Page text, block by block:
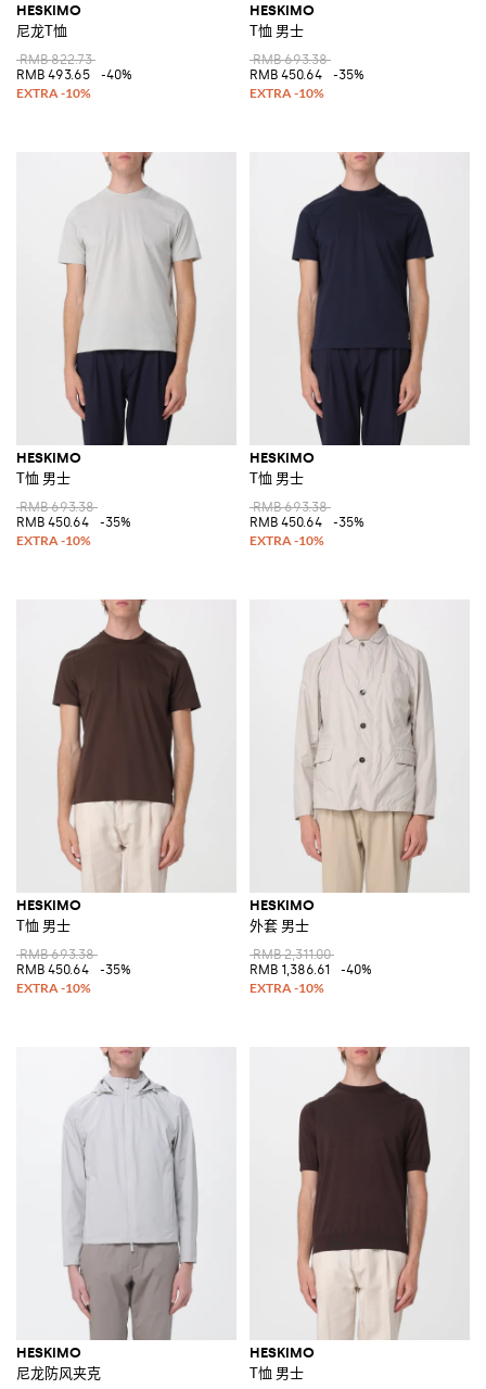
HESKIMO
尼龙T恤
RMB 822.73
RMB 493.65
-40%
HESKIMO
T恤 男士
RMB 693.38
RMB 450.64
-35%
HESKIMO
T恤 男士
RMB 693.38
RMB 450.64
-35%
HESKIMO
T恤 男士
RMB 693.38
RMB 450.64
-35%
HESKIMO
T恤 男士
RMB 693.38
RMB 450.64
-35%
HESKIMO
外套 男士
RMB 2,311.00
RMB 1,386.61
-40%
HESKIMO
尼龙防风夹克
HESKIMO
T恤 男士